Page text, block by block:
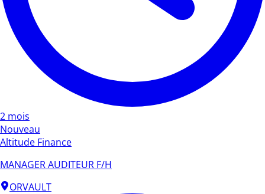
2 mois
Nouveau
Altitude Finance
MANAGER AUDITEUR F/H
ORVAULT